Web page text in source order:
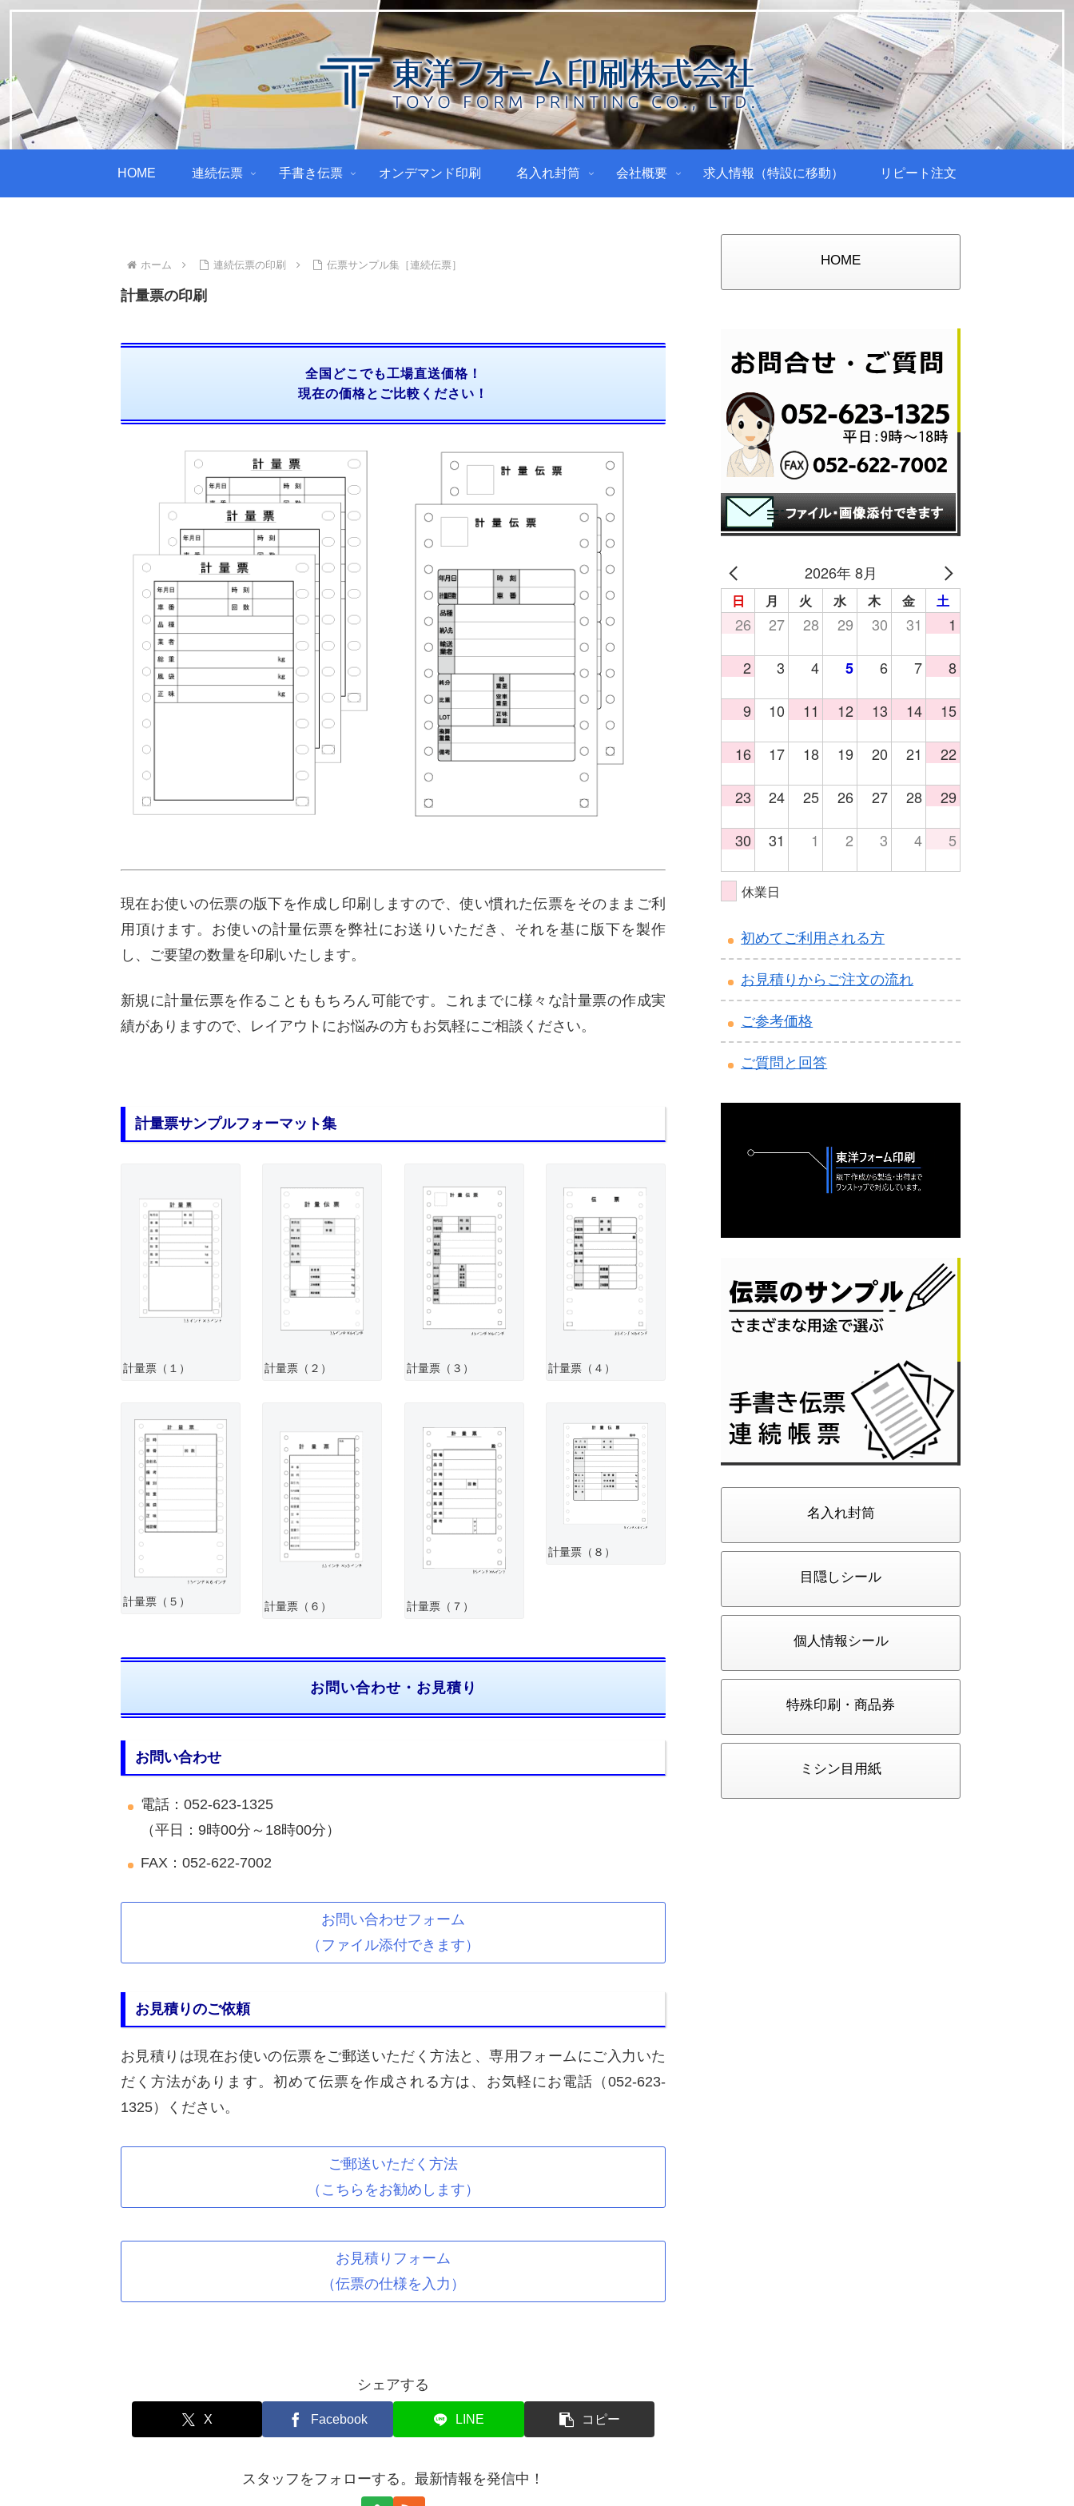
HOME 連続伝票 手書き伝票 オンデマンド印刷 名入れ封筒 会社概要 求人情報（特設に移動） リピート注文
ホーム 連続伝票の印刷 伝票サンプル集［連続伝票］
計量票の印刷
全国どこでも工場直送価格！
現在の価格とご比較ください！
現在お使いの伝票の版下を作成し印刷しますので、使い慣れた伝票をそのままご利
用頂けます。お使いの計量伝票を弊社にお送りいただき、それを基に版下を製作
し、ご要望の数量を印刷いたします。
新規に計量伝票を作ることももちろん可能です。これまでに様々な計量票の作成実
績がありますので、レイアウトにお悩みの方もお気軽にご相談ください。
計量票サンプルフォーマット集
計量票（１） 計量票（２） 計量票（３） 計量票（４）
計量票（５） 計量票（６） 計量票（７）
計量票（８）
お問い合わせ・お見積り
お問い合わせ
電話：052-623-1325
（平日：9時00分～18時00分）
FAX：052-622-7002
お問い合わせフォーム
（ファイル添付できます）
お見積りのご依頼
お見積りは現在お使いの伝票をご郵送いただく方法と、専用フォームにご入力いた
だく方法があります。初めて伝票を作成される方は、お気軽にお電話（052-623-
1325）ください。
ご郵送いただく方法
（こちらをお勧めします）
お見積りフォーム
（伝票の仕様を入力）
シェアする
X Facebook LINE コピー
スタッフをフォローする。最新情報を発信中！
HOME
2026年 8月
日 月 火 水 木 金 土
26 27 28 29 30 31 1
2 3 4 5 6 7 8
9 10 11 12 13 14 15
16 17 18 19 20 21 22
23 24 25 26 27 28 29
30 31 1 2 3 4 5
休業日
初めてご利用される方
お見積りからご注文の流れ
ご参考価格
ご質問と回答
名入れ封筒
目隠しシール
個人情報シール
特殊印刷・商品券
ミシン目用紙